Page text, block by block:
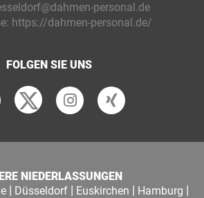
personal.de
https://dahmen-personal.de/
FOLGEN SIE UNS
NIEDERLASSUNGEN
| Düsseldorf| Euskirchen | Hamburg |